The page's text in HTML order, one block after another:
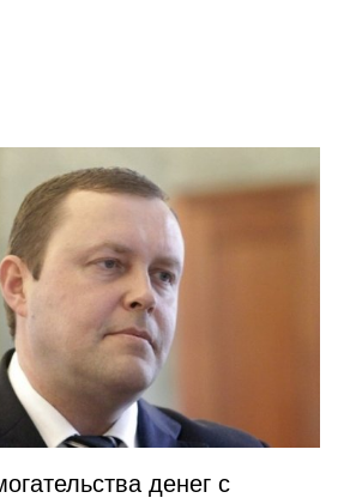
денег с